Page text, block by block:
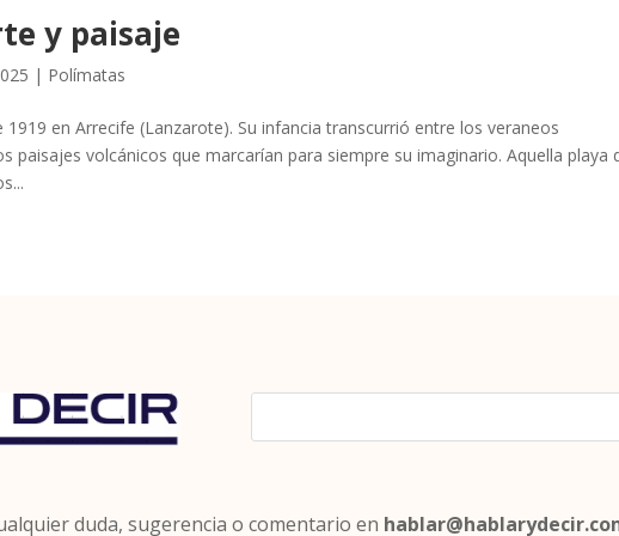
y paisaje
| Polímatas
en Arrecife (Lanzarote). Su infancia transcurrió entre los veraneos
paisajes volcánicos que marcarían para siempre su imaginario. Aquella playa
duda, sugerencia o comentario en